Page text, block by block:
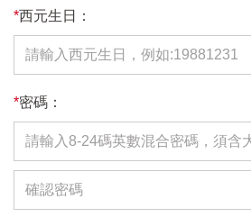
*西元生日：
*密碼：